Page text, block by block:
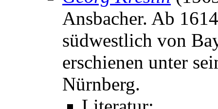
Ansbacher. Ab
südwestlich von
erschienen unter
Nürnberg.